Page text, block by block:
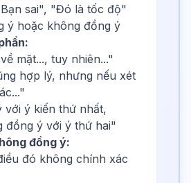
sai", "Đó là tốc độ"
ý hoặc không đồng ý
mặt..., tuy nhiên..."
hợp lý, nhưng nếu xét
với ý kiến thứ nhất,
đồng ý với ý thứ hai"
đồng ý:
đó không chính xác